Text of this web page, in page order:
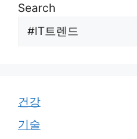
Search
건강
기술